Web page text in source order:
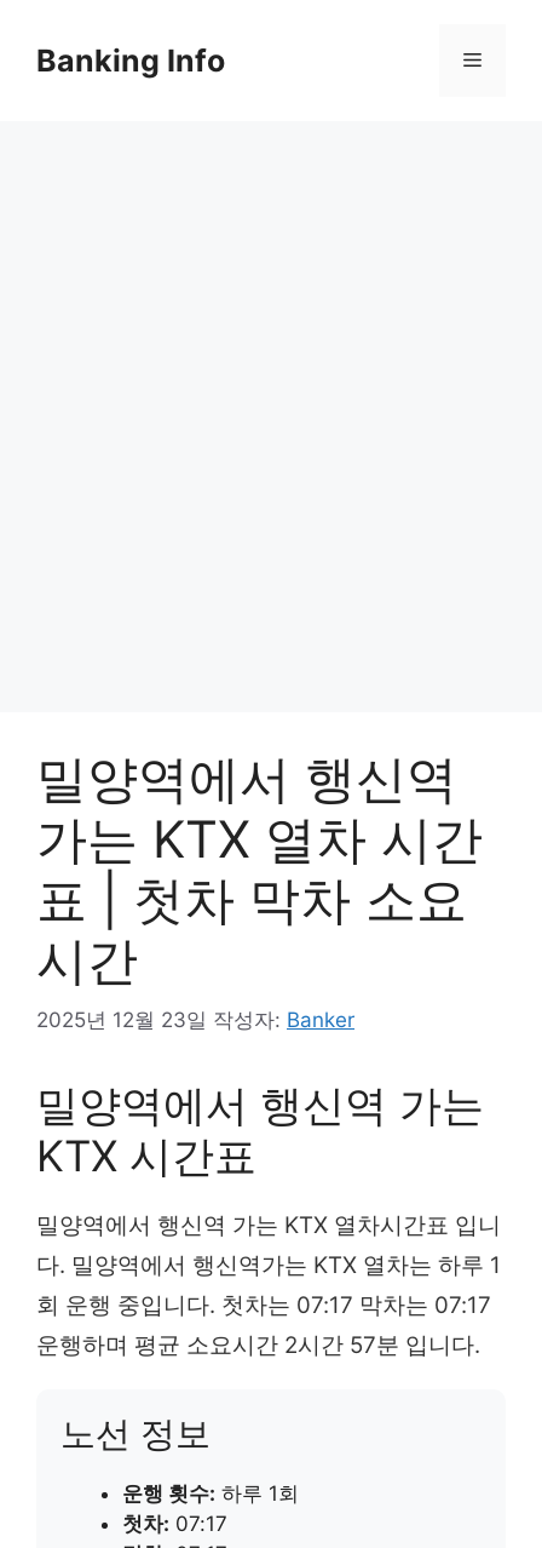
Banking Info 메
밀양역에서 행신역
가는 KTX 열차 시간
표 | 첫차 막차 소요
시간
2025년 12월 23일 작성자: Banker
밀양역에서 행신역 가는
KTX 시간표
밀양역에서 행신역 가는 KTX 열차시간표 입니
다. 밀양역에서 행신역가는 KTX 열차는 하루 1
회 운행 중입니다. 첫차는 07:17 막차는 07:17
운행하며 평균 소요시간 2시간 57분 입니다.
노선 정보
운행 횟수: 하루 1회
첫차: 07:17